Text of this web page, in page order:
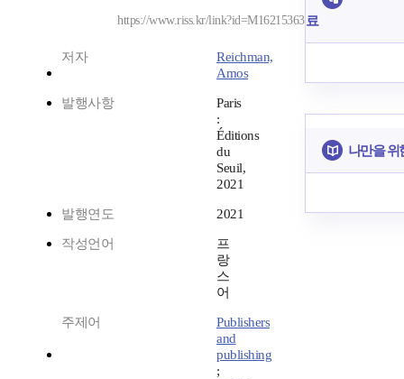
https://www.riss.kr/link?id=M16215363
저자
Reichman,
Amos
발행사항
Paris
:
Éditions
du
Seuil,
2021
발행연도 2021
작성언어
프
랑
스
어
주제어
Publishers
and
publishing
;
료
나만을 위